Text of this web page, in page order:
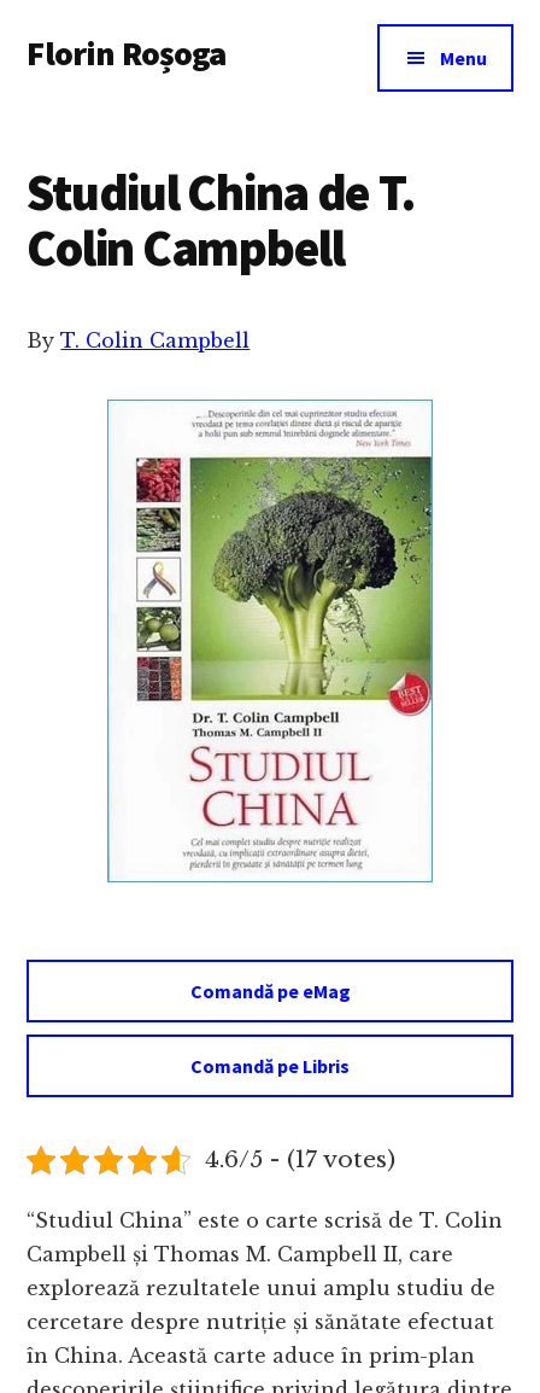
main
menu
Florin Roșoga Menu
Studiul China de T.
Colin Campbell
ByT. Colin Campbell
Comandă pe eMag
Comandă pe Libris
4.6/5 - (17 votes)
“Studiul China” este o carte scrisă de T. Colin
Campbell și Thomas M. Campbell II, care
explorează rezultatele unui amplu studiu de
cercetare despre nutriție și sănătate efectuat
în China. Această carte aduce în prim-plan